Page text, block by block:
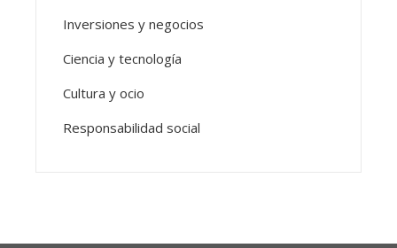
Inversiones y negocios
Ciencia y tecnología
Cultura y ocio
Responsabilidad social